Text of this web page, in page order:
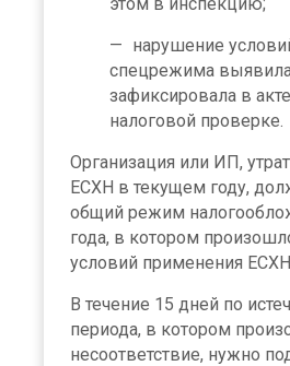
нарушение
спецрежима
зафиксировала в
налоговой проверке.
Организация или ИП,
ЕСХН в текущем году,
общий режим
года, в котором
условий применения ЕСХН.
В течение 15 дней по
периода, в котором
несоответствие, нужно